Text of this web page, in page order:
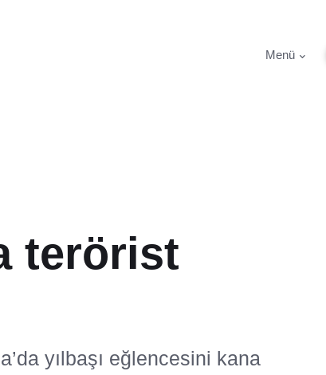
Menü
terörist
yılbaşı eğlencesini kana